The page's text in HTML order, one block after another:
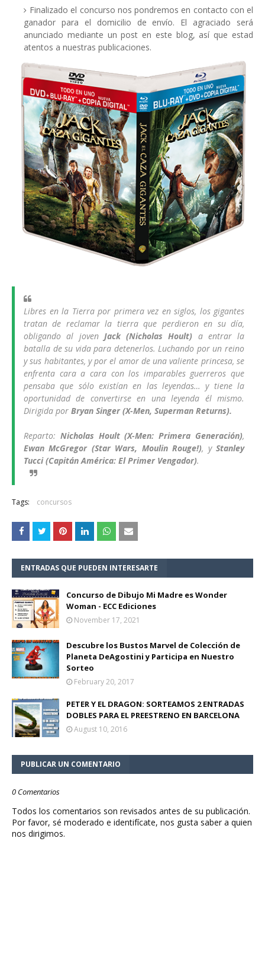
Finalizado el concurso nos pondremos en contacto con el
ganador para el domicilio de envío. El agraciado será
anunciado mediante un post en este blog, así que estad
atentos a nuestras publicaciones.
Libres en la Tierra por primera vez en siglos, los gigantes
tratan de reclamar la tierra que perdieron en su día,
obligando al joven Jack (Nicholas Hoult) a entrar la
batalla de su vida para detenerlos. Luchando por un reino
y sus habitantes, y por el amor de una valiente princesa, se
enfrenta cara a cara con los imparables guerreros que
pensaba que sólo existían en las leyendas… y tiene la
oportunidad de convertirse en una leyenda él mismo.
Dirigida por Bryan Singer (X-Men, Superman Returns).
Reparto: Nicholas Hoult (X-Men: Primera Generación),
Ewan McGregor (Star Wars, Moulin Rouge!), yStanley
Tucci (Capitán América: El Primer Vengador).
Tags: concursos
ENTRADAS QUE PUEDEN INTERESARTE
Concurso de Dibujo Mi Madre es Wonder
Woman - ECC Ediciones
November 17, 2021
Descubre los Bustos Marvel de Colección de
Planeta DeAgostini y Participa en Nuestro
Sorteo
February 20, 2017
PETER Y EL DRAGON: SORTEAMOS 2 ENTRADAS
DOBLES PARA EL PREESTRENO EN BARCELONA
August 10, 2016
PUBLICAR UN COMENTARIO
0 Comentarios
Todos los comentarios son revisados antes de su publicación.
Por favor, sé moderado e identifícate, nos gusta saber a quien
nos dirigimos.